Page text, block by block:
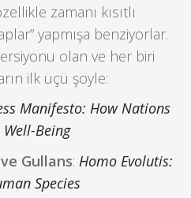
zamanı kısıtlı
yapmışa benziyorlar.
olan ve her biri
ilk üçü şöyle:
Manifesto: How Nations
Being
Gullans: Homo Evolutis:
Species